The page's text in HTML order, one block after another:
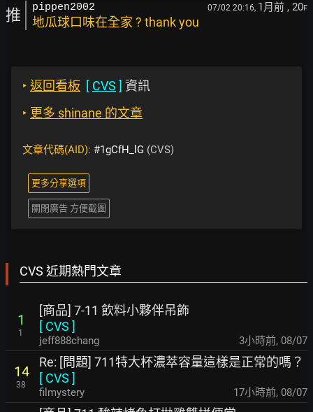
推 pippen2002 07/02 20:16, 1月前 , 20F
地瓜球口味在全家 ? thank you
‣ 返回看板 [ CVS ] 資訊
‣ 更多 shinane 的文章
文章代碼(AID): #1gCfH_lG (CVS)
更多分享選項
關閉廣告 方便截圖
CVS 近期熱門文章
1
1
[商品] 7-11 飲料小夥伴吊飾
[ CVS ]
jeff888chang 3小時前, 08/07
14
38
Re: [問題] 711特大杯濃萃容量這樣是正常的嗎？
[ CVS ]
filmystery 17小時前, 08/07